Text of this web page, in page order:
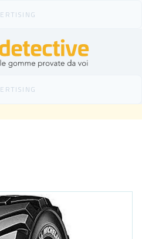
GripDetective